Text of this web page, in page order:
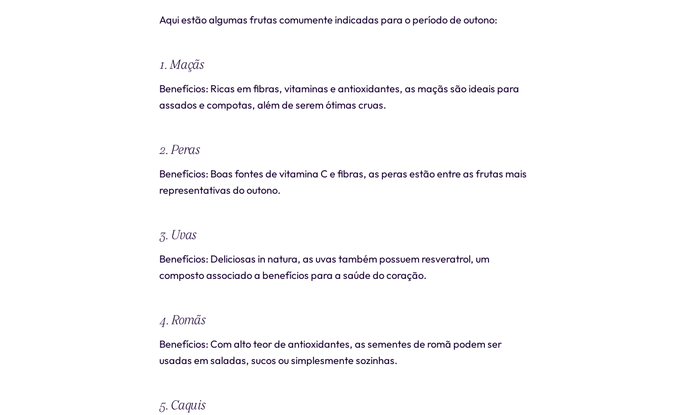
Aqui estão algumas frutas comumente indicadas para o período de outono:
1. Maçãs
Benefícios: Ricas em fibras, vitaminas e antioxidantes, as maçãs são ideais para
assados e compotas, além de serem ótimas cruas.
2. Peras
Benefícios: Boas fontes de vitamina C e fibras, as peras estão entre as frutas mais
representativas do outono.
3. Uvas
Benefícios: Deliciosas in natura, as uvas também possuem resveratrol, um
composto associado a benefícios para a saúde do coração.
4. Romãs
Benefícios: Com alto teor de antioxidantes, as sementes de romã podem ser
usadas em saladas, sucos ou simplesmente sozinhas.
5. Caquis